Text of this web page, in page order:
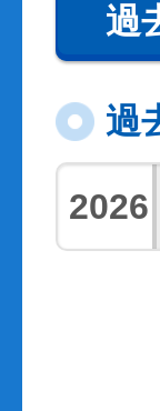
過
過